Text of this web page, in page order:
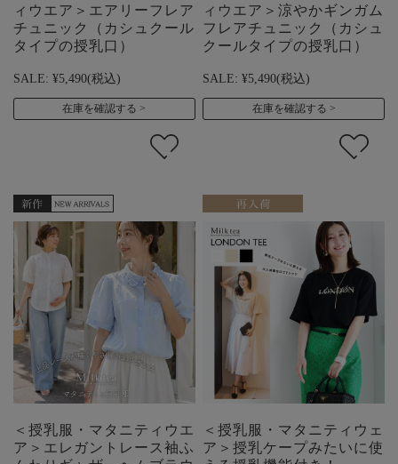
ィウエア＞エアリーフレア
チュニック（カシュクール
タイプの授乳口）
SALE: ¥5,490(税込)
在庫を確認する
ィウエア＞涼やかギンガム
フレアチュニック（カシュ
クールタイプの授乳口）
SALE: ¥5,490(税込)
在庫を確認する
＜授乳服・マタニティウエ
ア＞エレガントレース袖ふ
＜授乳服・マタニティウェ
ア＞授乳ケープみたいに使